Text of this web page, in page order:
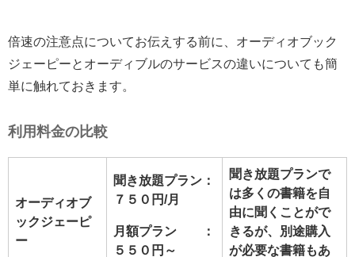
倍速の注意点についてお伝えする前に、オーディオブック
ジェーピーとオーディブルのサービスの違いについても簡
単に触れておきます。
利用料金の比較
オーディオブ
ックジェーピ
ー
聞き放題プラン：
７５０円/月
月額プラン ：
５５０円～
聞き放題プランで
は多くの書籍を自
由に聞くことがで
きるが、別途購入
が必要な書籍もあ